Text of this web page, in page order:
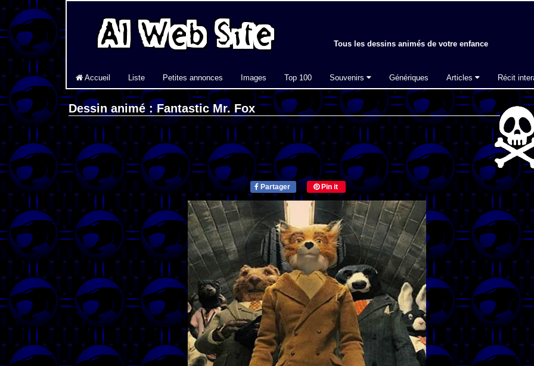
Tous les dessins animés de votre enfance
Accueil Liste Petites annonces Images Top 100 Souvenirs Génériques Articles Récit
Dessin animé : Fantastic Mr. Fox
Partager Pin it